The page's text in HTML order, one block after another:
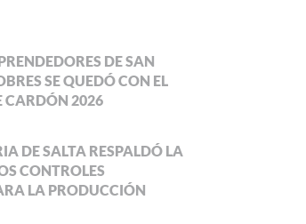
DE SAN
SE QUEDÓ CON EL
CARDÓN 2026
DE SALTA RESPALDÓ LA
CONTROLES
LA PRODUCCIÓN